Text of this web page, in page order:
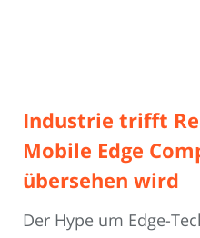
Industrie trifft
Mobile Edge
übersehen wird
Der Hype um Edge-